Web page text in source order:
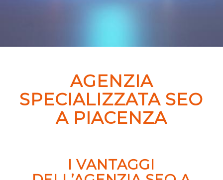
AGENZIA
SPECIALIZZATA SEO
A PIACENZA
I VANTAGGI